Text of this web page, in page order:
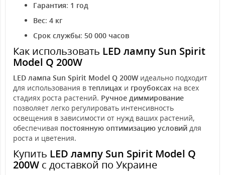
Гарантия: 1 год
Вес: 4 кг
Срок службы: 50 000 часов
Как использовать LED лампу Sun Spirit
Model Q 200W
LED лампа Sun Spirit Model Q 200W идеально подходит
для использования в теплицах и гроубоксах на всех
стадиях роста растений. Ручное диммирование
позволяет легко регулировать интенсивность
освещения в зависимости от нужд ваших растений,
обеспечивая постоянную оптимизацию условий для
роста и цветения.
Купить LED лампу Sun Spirit Model Q
200W с доставкой по Украине